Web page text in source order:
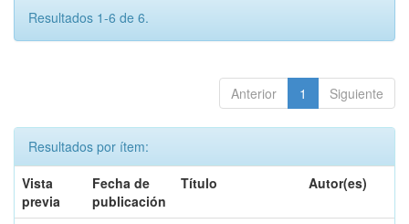
Resultados 1-6 de 6.
Anterior 1 Siguiente
Resultados por ítem:
Vista
previa
Fecha de
publicación
Título Autor(es)